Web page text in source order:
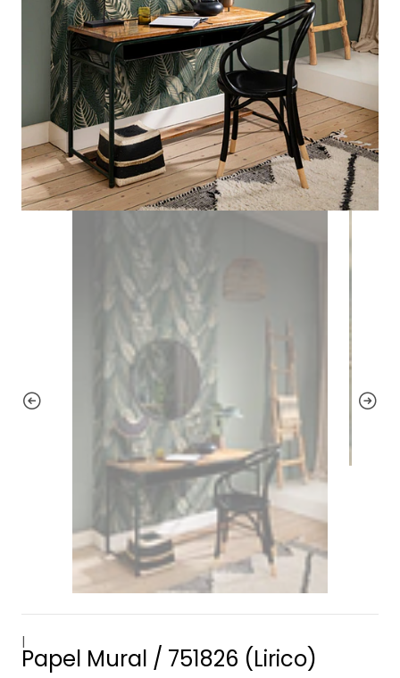
|
Papel Mural / 751826 (Lirico)